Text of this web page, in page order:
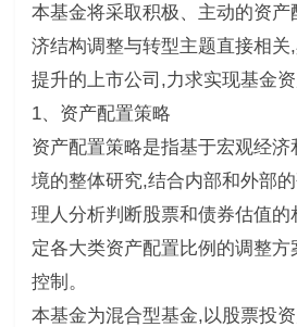
本基金将采取积极、主动的资
济结构调整与转型主题直接相关
提升的上市公司,力求实现基金资
1、资产配置策略
资产配置策略是指基于宏观经
境的整体研究,结合内部和外部
理人分析判断股票和债券估值
定各大类资产配置比例的调整
控制。
本基金为混合型基金,以股票投